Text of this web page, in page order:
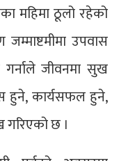
महिमा ठूलो रहेको
उपवास
गर्नाले जीवनमा सुख
हुने, कार्यसफल हुने,
गरिएको छ ।